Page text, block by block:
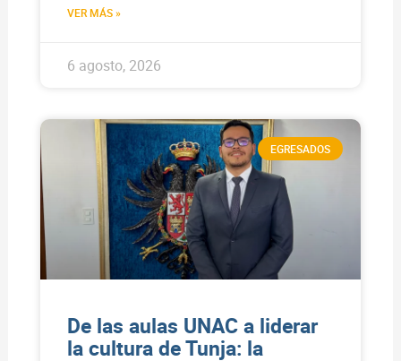
VER MÁS »
6 agosto, 2026
EGRESADOS
De las aulas UNAC a liderar
la cultura de Tunja: la